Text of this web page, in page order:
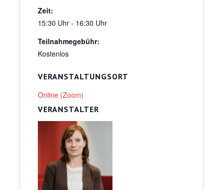
Zeit:
15:30 Uhr - 16:30 Uhr
Teilnahmegebühr:
Kostenlos
VERANSTALTUNGSORT
Online (Zoom)
VERANSTALTER